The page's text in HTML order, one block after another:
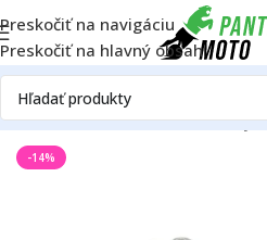
Preskočiť na navigáciu
Preskočiť na hlavný obsah
DomovATV/UTVMotorRozvody
-14%